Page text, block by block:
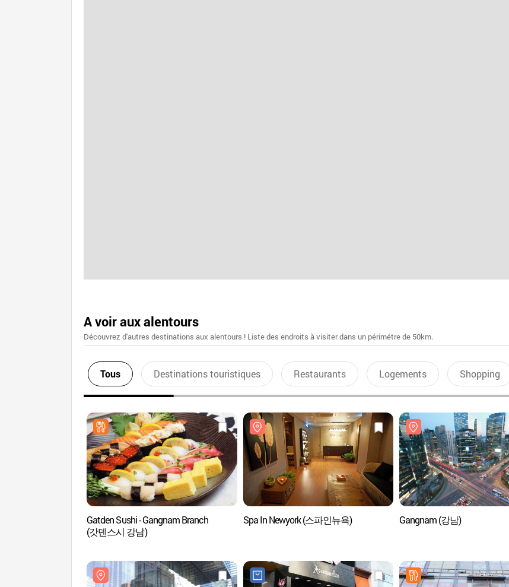
A voir aux alentours
Découvrez d'autres destinations aux alentours ! Liste des endroits à visiter dans un périmétre de 50km.
Tous Destinations touristiques Restaurants Logements Shopping
Gatden Sushi - Gangnam Branch
(갓덴스시 강남)
Spa In Newyork (스파인뉴욕) Gangnam (강남)